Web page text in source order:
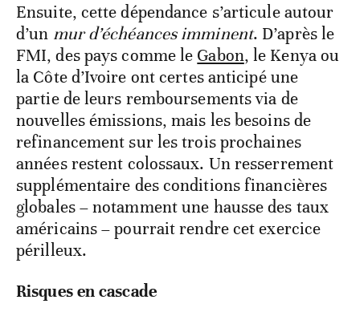
Ensuite, cette dépendance s’articule autour
d’un mur d’échéances imminent. D’après le
FMI, des pays comme le Gabon, le Kenya ou
la Côte d’Ivoire ont certes anticipé une
partie de leurs remboursements via de
nouvelles émissions, mais les besoins de
refinancement sur les trois prochaines
années restent colossaux. Un resserrement
supplémentaire des conditions financières
globales – notamment une hausse des taux
américains – pourrait rendre cet exercice
périlleux.
Risques en cascade